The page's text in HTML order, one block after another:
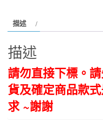
K-
CP
衣
架
609*78*240mm
數
描述
描述
請勿直接下標。
貨及確定商品款
求 ~謝謝